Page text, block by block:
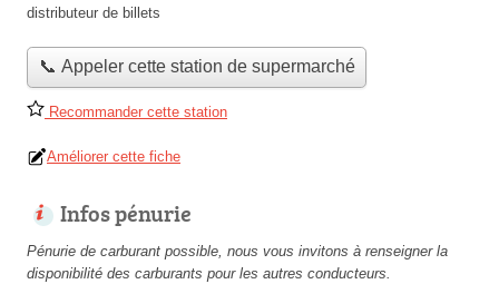
distributeur de billets
📞 Appeler cette station de supermarché
Recommander cette station
Améliorer cette fiche
Infos pénurie
Pénurie de carburant possible, nous vous invitons à renseigner la
disponibilité des carburants pour les autres conducteurs.